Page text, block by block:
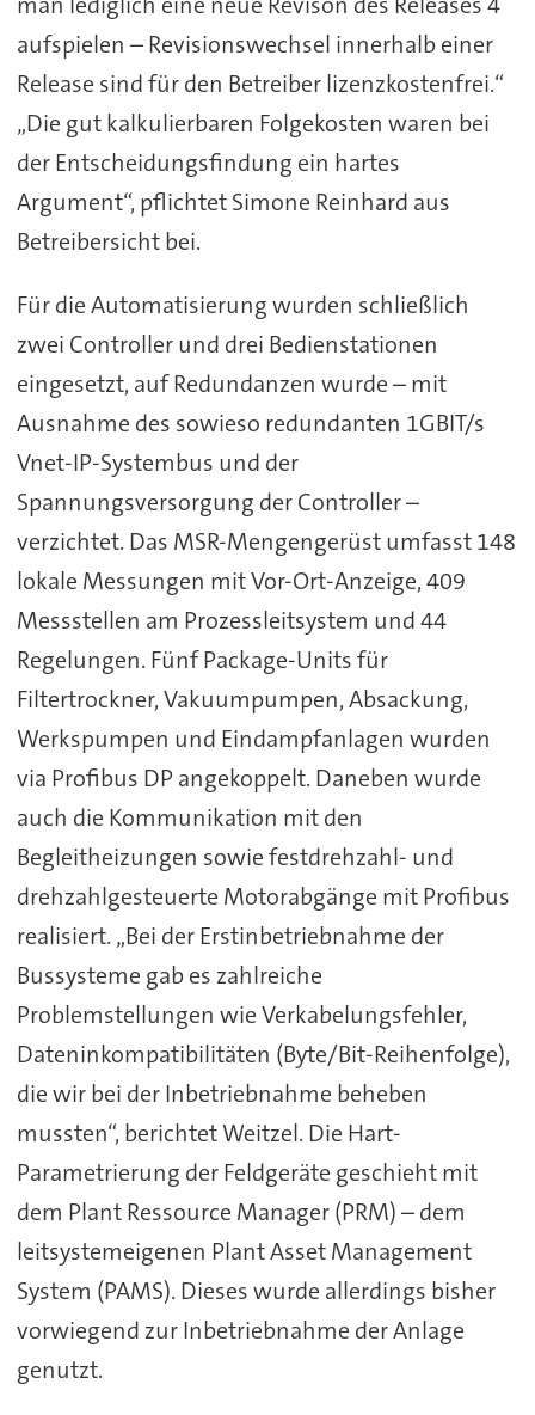
aufspielen – Revisionswechsel innerhalb einer
Release sind für den Betreiber lizenzkostenfrei.“
„Die gut kalkulierbaren Folgekosten waren bei
der Entscheidungsfindung ein hartes
Argument“, pflichtet Simone Reinhard aus
Betreibersicht bei.
Für die Automatisierung wurden schließlich
zwei Controller und drei Bedienstationen
eingesetzt, auf Redundanzen wurde – mit
Ausnahme des sowieso redundanten 1GBIT/s
Vnet-IP-Systembus und der
Spannungsversorgung der Controller –
verzichtet. Das MSR-Mengengerüst umfasst 148
lokale Messungen mit Vor-Ort-Anzeige, 409
Messstellen am Prozessleitsystem und 44
Regelungen. Fünf Package-Units für
Filtertrockner, Vakuumpumpen, Absackung,
Werkspumpen und Eindampfanlagen wurden
via Profibus DP angekoppelt. Daneben wurde
auch die Kommunikation mit den
Begleitheizungen sowie festdrehzahl- und
drehzahlgesteuerte Motorabgänge mit Profibus
realisiert. „Bei der Erstinbetriebnahme der
Bussysteme gab es zahlreiche
Problemstellungen wie Verkabelungsfehler,
Dateninkompatibilitäten (Byte/Bit-Reihenfolge),
die wir bei der Inbetriebnahme beheben
mussten“, berichtet Weitzel. Die Hart-
Parametrierung der Feldgeräte geschieht mit
dem Plant Ressource Manager (PRM) – dem
leitsystemeigenen Plant Asset Management
System (PAMS). Dieses wurde allerdings bisher
vorwiegend zur Inbetriebnahme der Anlage
genutzt.